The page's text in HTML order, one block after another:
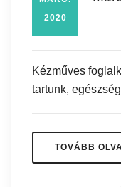
2020
Kézműves
tartunk,
TOVÁBB